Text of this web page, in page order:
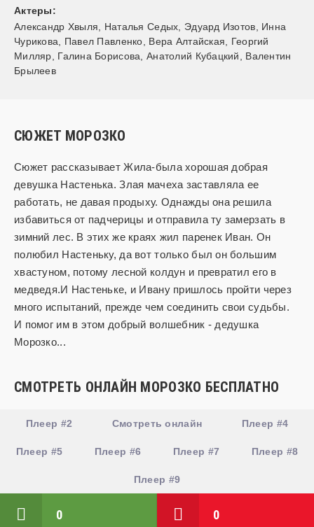
Актеры:
Александр Хвыля
Наталья Седых Эдуард Изотов
Инна
Чурикова
Павел Павленко Вера Алтайская
Георгий
Милляр
Галина Борисова ,Анатолий Кубацкий
Валентин
Брылеев
СЮЖЕТ МОРОЗКО
Сюжет рассказывает Жила-была хорошая добрая
девушка Настенька. Злая мачеха заставляла ее
работать, не давая продыху. Однажды она решила
избавиться от падчерицы и отправила ту замерзать в
зимний лес. В этих же краях жил паренек Иван. Он
полюбил Настеньку, да вот только был он большим
хвастуном, потому лесной колдун и превратил его в
медведя.И Настеньке, и Ивану пришлось пройти через
много испытаний, прежде чем соединить свои судьбы.
И помог им в этом добрый волшебник - дедушка
Морозко...
СМОТРЕТЬ ОНЛАЙН МОРОЗКО БЕСПЛАТНО
Плеер #2 Смотреть онлайн Плеер #4
Плеер #5 Плеер #6 Плеер #7 Плеер #8
Плеер #9
0 0